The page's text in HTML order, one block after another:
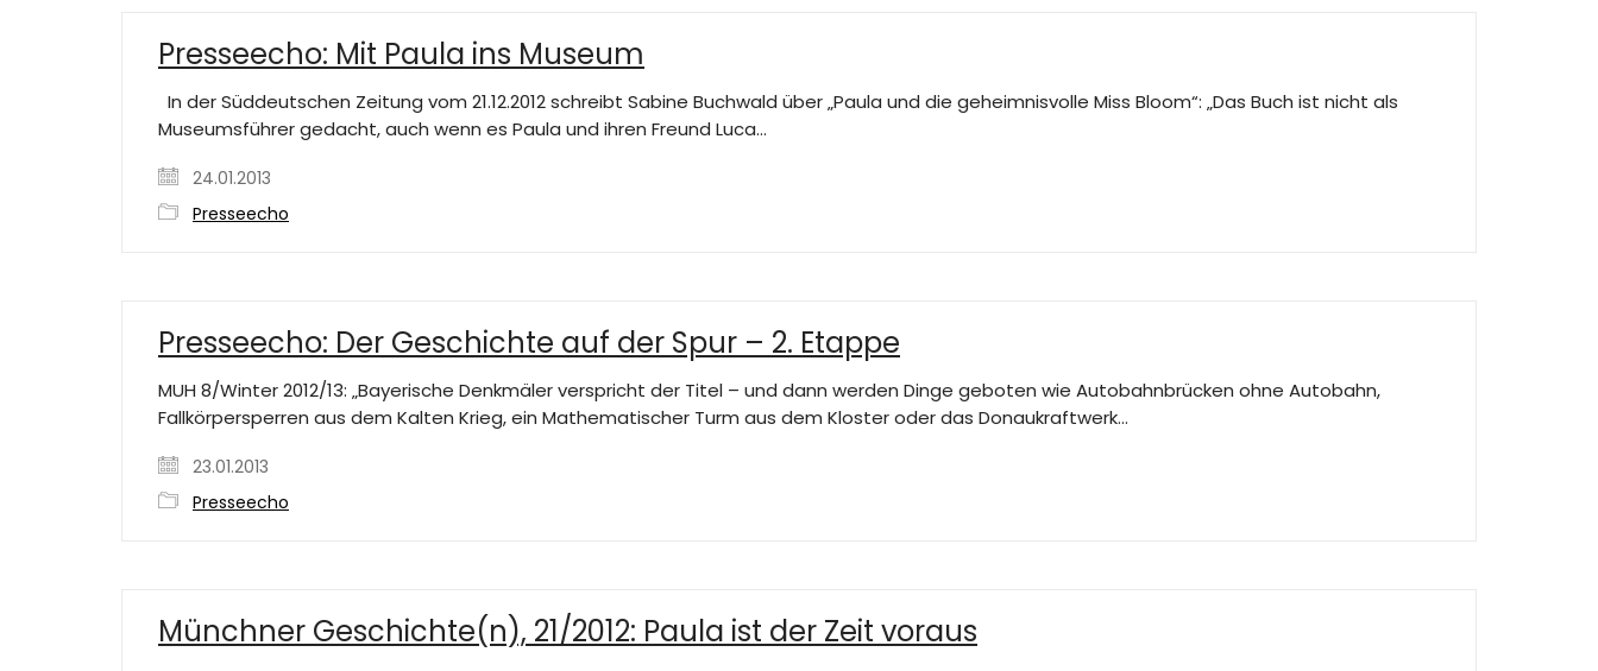
Presseecho: Mit Paula ins Museum
In der Süddeutschen Zeitung vom 21.12.2012 schreibt Sabine Buchwald über „Paula und die geheimnisvolle Miss Bloom“: „Das Buch ist nicht als
Museumsführer gedacht, auch wenn es Paula und ihren Freund Luca…
24.01.2013
Presseecho
Presseecho: Der Geschichte auf der Spur – 2. Etappe
MUH 8/Winter 2012/13: „Bayerische Denkmäler verspricht der Titel – und dann werden Dinge geboten wie Autobahnbrücken ohne Autobahn,
Fallkörpersperren aus dem Kalten Krieg, ein Mathematischer Turm aus dem Kloster oder das Donaukraftwerk…
23.01.2013
Presseecho
Münchner Geschichte(n), 21/2012: Paula ist der Zeit voraus